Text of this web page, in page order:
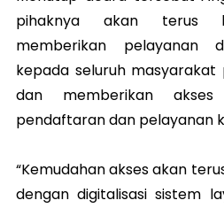
pihaknya akan terus
memberikan pelayanan
kepada seluruh masyarakat
dan memberikan akses
pendaftaran dan pelayanan
“Kemudahan akses akan
dengan digitalisasi sistem